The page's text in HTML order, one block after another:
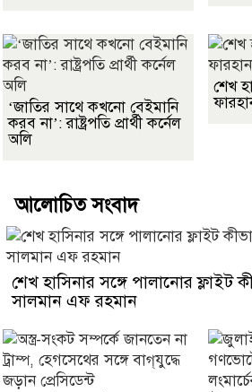
‘জাতির সাথে কখনো বেইমানি
করব না’: রাষ্ট্রপতি প্রার্থী কর্নেল
অলি
শেখ
আলোচিত সংবাদ
শেখ হাসিনার সঙ্গে পালানোর ফ্লাইট
সালমান এফ রহমান